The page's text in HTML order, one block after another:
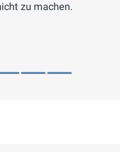
zu machen.